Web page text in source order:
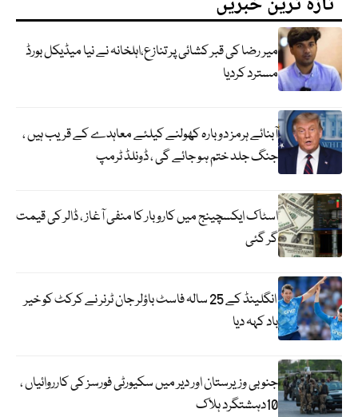
میر رضا کی قبر کشائی پر تنازع،اہلخانہ نے نیا میڈیکل بورڈ
مسترد کردیا
آبنائے ہرمز دوبارہ کھولنے کیلئے معاہدے کے قریب ہیں ،
جنگ جلد ختم ہو جائے گی ، ڈونلڈ ٹرمپ
اسٹاک ایکسچینج میں کاروبار کا منفی آغاز ، ڈالر کی قیمت
گر گئی
انگلینڈ کے 25 سالہ فاسٹ باؤلر جان ٹرنر نے کرکٹ کو خیر
باد کہہ دیا
جنوبی وزیرستان اور دیر میں سکیورٹی فورسز کی کارروائیاں ،
10دہشتگرد ہلاک